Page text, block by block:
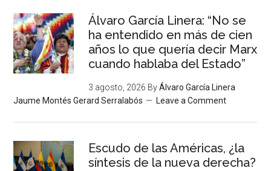
Álvaro García Linera: “No se
ha entendido en más de cien
años lo que quería decir Marx
cuando hablaba del Estado”
3 agosto, 2026 ByÁlvaro García Linera
Jaume Montés Gerard Serralabós
Leave a Comment
Escudo de las Américas, ¿la
síntesis de la nueva derecha?